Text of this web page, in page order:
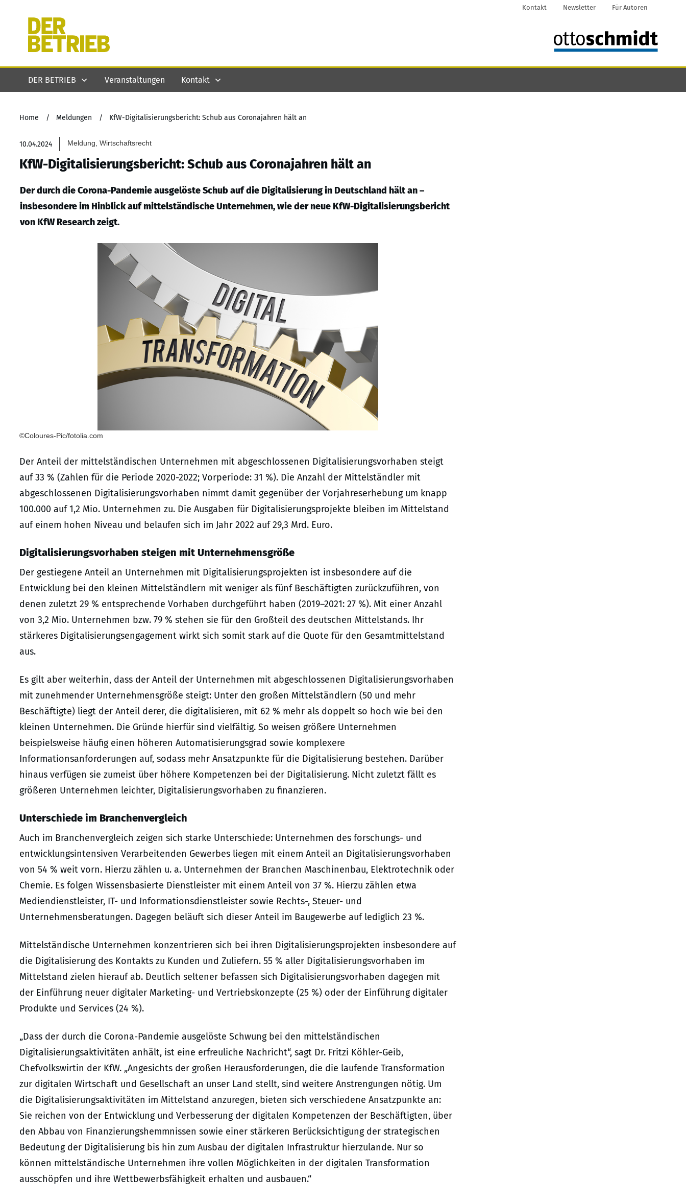
Kontakt Newsletter Für Autoren
DER BETRIEB Veranstaltungen Kontakt
Home / Meldungen / KfW-Digitalisierungsbericht: Schub aus Coronajahren hält an
10.04.2024 Meldung, Wirtschaftsrecht
KfW-Digitalisierungsbericht: Schub aus Coronajahren hält an
Der durch die Corona-Pandemie ausgelöste Schub auf die Digitalisierung in Deutschland hält an –
insbesondere im Hinblick auf mittelständische Unternehmen, wie der neue KfW-Digitalisierungsbericht
von KfW Research zeigt.
©Coloures-Pic/fotolia.com
Der Anteil der mittelständischen Unternehmen mit abgeschlossenen Digitalisierungsvorhaben steigt
auf 33 % (Zahlen für die Periode 2020-2022; Vorperiode: 31 %). Die Anzahl der Mittelständler mit
abgeschlossenen Digitalisierungsvorhaben nimmt damit gegenüber der Vorjahreserhebung um knapp
100.000 auf 1,2 Mio. Unternehmen zu. Die Ausgaben für Digitalisierungsprojekte bleiben im Mittelstand
auf einem hohen Niveau und belaufen sich im Jahr 2022 auf 29,3 Mrd. Euro.
Digitalisierungsvorhaben steigen mit Unternehmensgröße
Der gestiegene Anteil an Unternehmen mit Digitalisierungsprojekten ist insbesondere auf die
Entwicklung bei den kleinen Mittelständlern mit weniger als fünf Beschäftigten zurückzuführen, von
denen zuletzt 29 % entsprechende Vorhaben durchgeführt haben (2019–2021: 27 %). Mit einer Anzahl
von 3,2 Mio. Unternehmen bzw. 79 % stehen sie für den Großteil des deutschen Mittelstands. Ihr
stärkeres Digitalisierungsengagement wirkt sich somit stark auf die Quote für den Gesamtmittelstand
aus.
Es gilt aber weiterhin, dass der Anteil der Unternehmen mit abgeschlossenen Digitalisierungsvorhaben
mit zunehmender Unternehmensgröße steigt: Unter den großen Mittelständlern (50 und mehr
Beschäftigte) liegt der Anteil derer, die digitalisieren, mit 62 % mehr als doppelt so hoch wie bei den
kleinen Unternehmen. Die Gründe hierfür sind vielfältig. So weisen größere Unternehmen
beispielsweise häufig einen höheren Automatisierungsgrad sowie komplexere
Informationsanforderungen auf, sodass mehr Ansatzpunkte für die Digitalisierung bestehen. Darüber
hinaus verfügen sie zumeist über höhere Kompetenzen bei der Digitalisierung. Nicht zuletzt fällt es
größeren Unternehmen leichter, Digitalisierungsvorhaben zu finanzieren.
Unterschiede im Branchenvergleich
Auch im Branchenvergleich zeigen sich starke Unterschiede: Unternehmen des forschungs- und
entwicklungsintensiven Verarbeitenden Gewerbes liegen mit einem Anteil an Digitalisierungsvorhaben
von 54 % weit vorn. Hierzu zählen u. a. Unternehmen der Branchen Maschinenbau, Elektrotechnik oder
Chemie. Es folgen Wissensbasierte Dienstleister mit einem Anteil von 37 %. Hierzu zählen etwa
Mediendienstleister, IT- und Informationsdienstleister sowie Rechts-, Steuer- und
Unternehmensberatungen. Dagegen beläuft sich dieser Anteil im Baugewerbe auf lediglich 23 %.
Mittelständische Unternehmen konzentrieren sich bei ihren Digitalisierungsprojekten insbesondere auf
die Digitalisierung des Kontakts zu Kunden und Zuliefern. 55 % aller Digitalisierungsvorhaben im
Mittelstand zielen hierauf ab. Deutlich seltener befassen sich Digitalisierungsvorhaben dagegen mit
der Einführung neuer digitaler Marketing- und Vertriebskonzepte (25 %) oder der Einführung digitaler
Produkte und Services (24 %).
„Dass der durch die Corona-Pandemie ausgelöste Schwung bei den mittelständischen
Digitalisierungsaktivitäten anhält, ist eine erfreuliche Nachricht“, sagt Dr. Fritzi Köhler-Geib,
Chefvolkswirtin der KfW. „Angesichts der großen Herausforderungen, die die laufende Transformation
zur digitalen Wirtschaft und Gesellschaft an unser Land stellt, sind weitere Anstrengungen nötig. Um
die Digitalisierungsaktivitäten im Mittelstand anzuregen, bieten sich verschiedene Ansatzpunkte an:
Sie reichen von der Entwicklung und Verbesserung der digitalen Kompetenzen der Beschäftigten, über
den Abbau von Finanzierungshemmnissen sowie einer stärkeren Berücksichtigung der strategischen
Bedeutung der Digitalisierung bis hin zum Ausbau der digitalen Infrastruktur hierzulande. Nur so
können mittelständische Unternehmen ihre vollen Möglichkeiten in der digitalen Transformation
ausschöpfen und ihre Wettbewerbsfähigkeit erhalten und ausbauen.“